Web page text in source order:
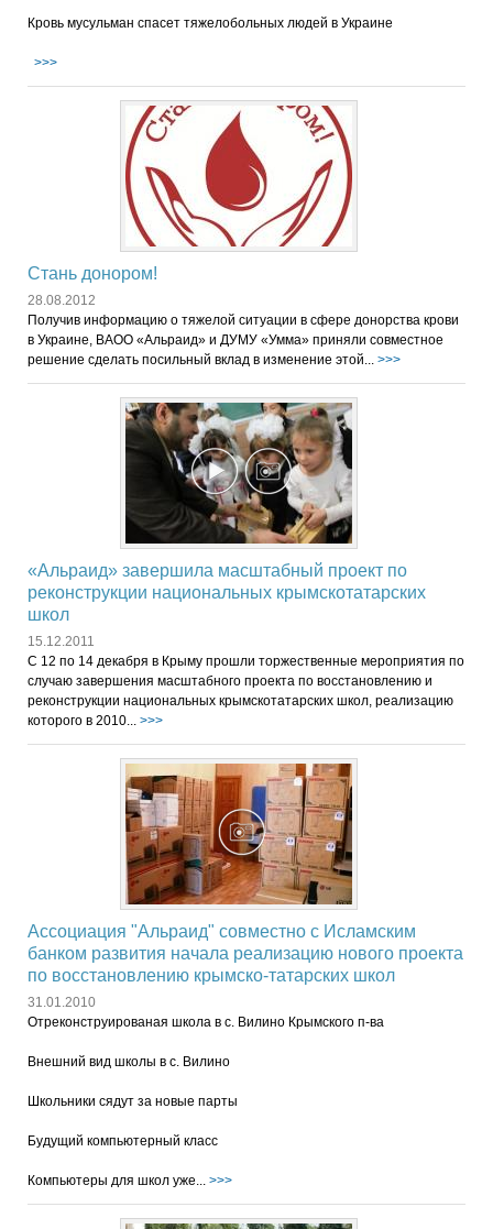
Кровь мусульман спасет тяжелобольных людей в Украине
>>>
Стань донором!
28.08.2012
Получив информацию о тяжелой ситуации в сфере донорства крови
в Украине, ВАОО «Альраид» и ДУМУ «Умма» приняли совместное
решение сделать посильный вклад в изменение этой... >>>
«Альраид» завершила масштабный проект по
реконструкции национальных крымскотатарских
школ
15.12.2011
С 12 по 14 декабря в Крыму прошли торжественные мероприятия по
случаю завершения масштабного проекта по восстановлению и
реконструкции национальных крымскотатарских школ, реализацию
которого в 2010... >>>
Ассоциация "Альраид" совместно с Исламским
банком развития начала реализацию нового проекта
по восстановлению крымско-татарских школ
31.01.2010
Отреконструированая школа в с. Вилино Крымского п-ва
Внешний вид школы в с. Вилино
Школьники сядут за новые парты
Будущий компьютерный класс
Компьютеры для школ уже... >>>